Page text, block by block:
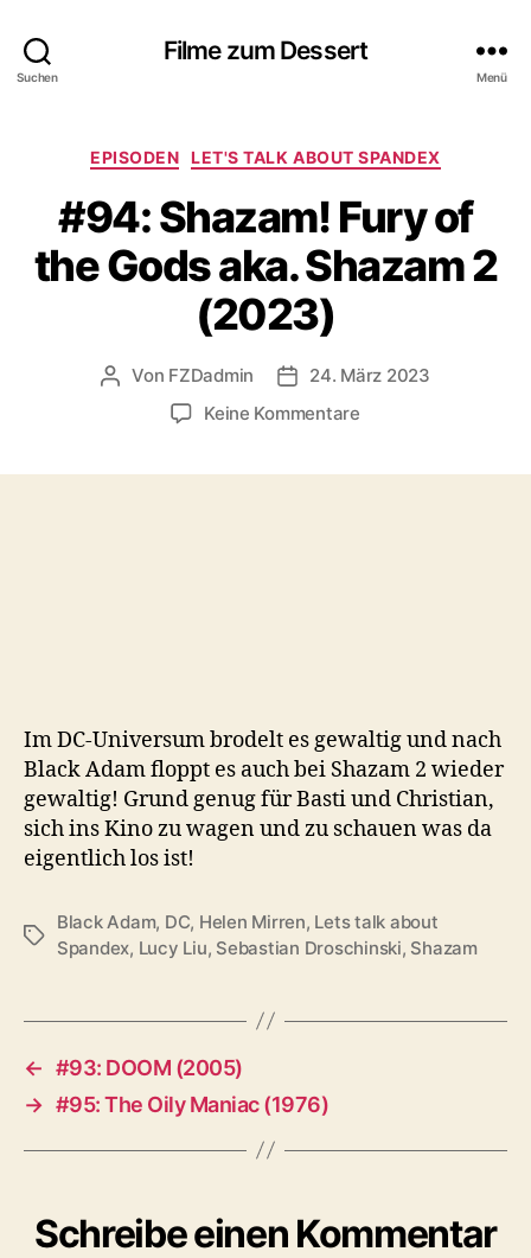
Suchen
Filme zum Dessert
Menü
Kategorien
EPISODEN LET'S TALK ABOUT SPANDEX
#94: Shazam! Fury of
the Gods aka. Shazam 2
(2023)
Beitragsautor
Von FZDadmin Veröffentlichungsdatum
24. März 2023
Keine Kommentarezu
Im DC-Universum brodelt es gewaltig und nach
Black Adam floppt es auch bei Shazam 2 wieder
gewaltig! Grund genug für Basti und Christian,
sich ins Kino zu wagen und zu schauen was da
eigentlich los ist!
Schlagwörter
Black Adam, DC, Helen Mirren, Lets talk about
Spandex, Lucy Liu, Sebastian Droschinski, Shazam
← #93: DOOM (2005)
→ #95: The Oily Maniac (1976)
Schreibe einen Kommentar